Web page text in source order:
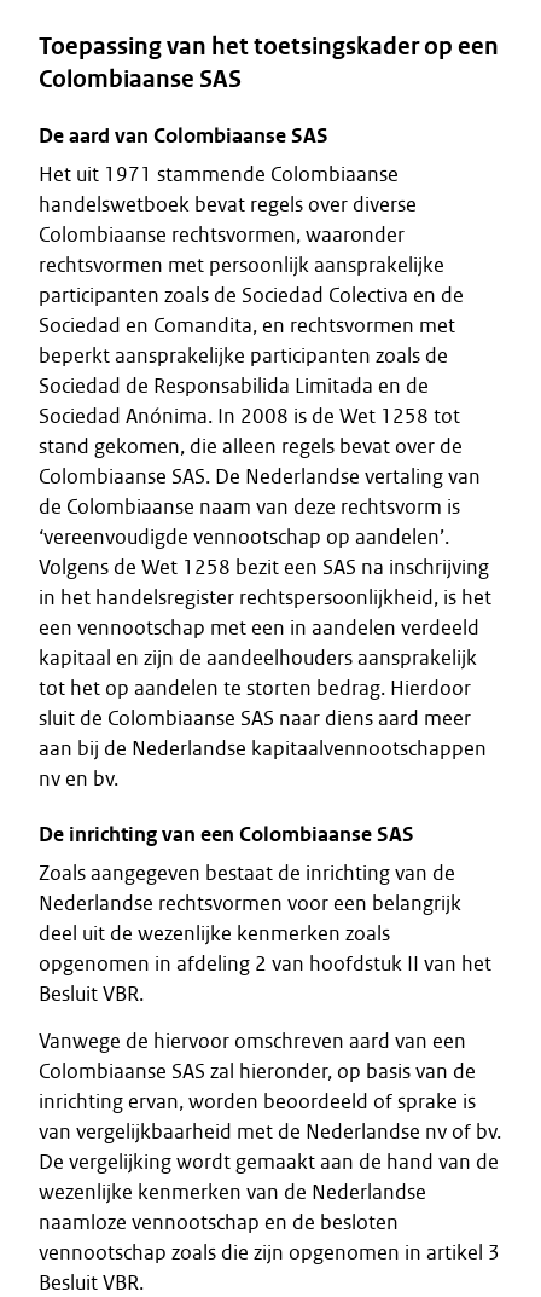
Toepassing van het toetsingskader op een
Colombiaanse SAS
De aard van Colombiaanse SAS
Het uit 1971 stammende Colombiaanse
handelswetboek bevat regels over diverse
Colombiaanse rechtsvormen, waaronder
rechtsvormen met persoonlijk aansprakelijke
participanten zoals de Sociedad Colectiva en de
Sociedad en Comandita, en rechtsvormen met
beperkt aansprakelijke participanten zoals de
Sociedad de Responsabilida Limitada en de
Sociedad Anónima. In 2008 is de Wet 1258 tot
stand gekomen, die alleen regels bevat over de
Colombiaanse SAS. De Nederlandse vertaling van
de Colombiaanse naam van deze rechtsvorm is
‘vereenvoudigde vennootschap op aandelen’.
Volgens de Wet 1258 bezit een SAS na inschrijving
in het handelsregister rechtspersoonlijkheid, is het
een vennootschap met een in aandelen verdeeld
kapitaal en zijn de aandeelhouders aansprakelijk
tot het op aandelen te storten bedrag. Hierdoor
sluit de Colombiaanse SAS naar diens aard meer
aan bij de Nederlandse kapitaalvennootschappen
nv en bv.
De inrichting van een Colombiaanse SAS
Zoals aangegeven bestaat de inrichting van de
Nederlandse rechtsvormen voor een belangrijk
deel uit de wezenlijke kenmerken zoals
opgenomen in afdeling 2 van hoofdstuk II van het
Besluit VBR.
Vanwege de hiervoor omschreven aard van een
Colombiaanse SAS zal hieronder, op basis van de
inrichting ervan, worden beoordeeld of sprake is
van vergelijkbaarheid met de Nederlandse nv of bv.
De vergelijking wordt gemaakt aan de hand van de
wezenlijke kenmerken van de Nederlandse
naamloze vennootschap en de besloten
vennootschap zoals die zijn opgenomen in artikel 3
Besluit VBR.